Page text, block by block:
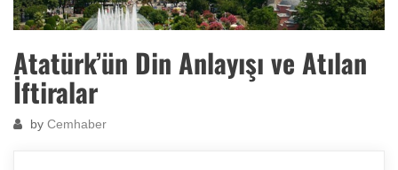
Atatürk’ün Din Anlayışı ve Atılan
İftiralar
by Cemhaber